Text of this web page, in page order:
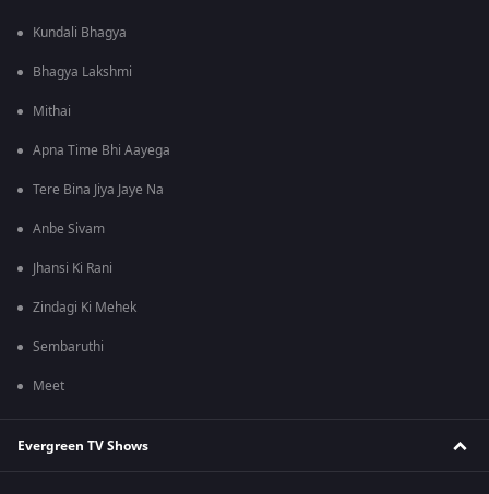
Kundali Bhagya
Bhagya Lakshmi
Mithai
Apna Time Bhi Aayega
Tere Bina Jiya Jaye Na
Anbe Sivam
Jhansi Ki Rani
Zindagi Ki Mehek
Sembaruthi
Meet
Evergreen TV Shows